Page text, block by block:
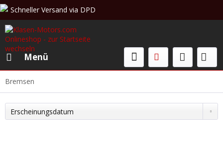
Schneller Versand via DPD
Beratung & Verkauf: +49 (0)208 62 67 34 02
Menü
Bremsen